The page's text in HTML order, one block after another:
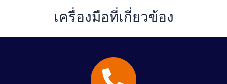
เครื่องมือที่เกี่ยวข้อง